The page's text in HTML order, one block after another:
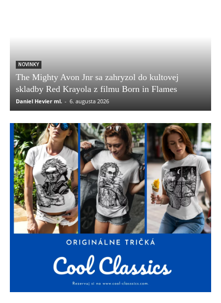
NOVINKY
The Mighty Avon Jnr sa zahryzol do kultovej
skladby Red Krayola z filmu Born in Flames
Daniel Hevier ml. - 6. augusta 2026